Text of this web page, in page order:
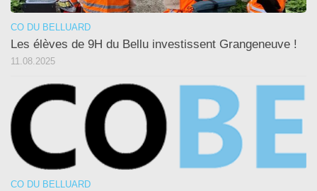
CO DU BELLUARD
Les élèves de 9H du Bellu investissent Grangeneuve !
11.08.2025
CO DU BELLUARD